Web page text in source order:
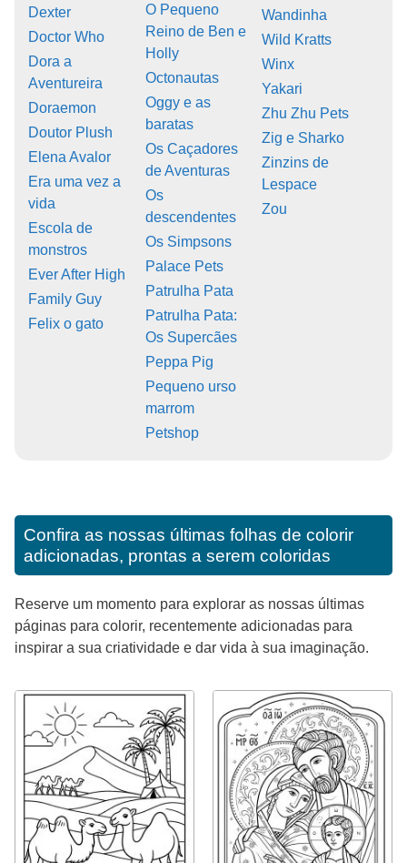
Dexter
Doctor Who
Dora a
Aventureira
Doraemon
Doutor Plush
Elena Avalor
Era uma vez a
vida
Escola de
monstros
Ever After High
Family Guy
Felix o gato
O Pequeno
Reino de Ben e
Holly
Octonautas
Oggy e as
baratas
Os Caçadores
de Aventuras
Os
descendentes
Os Simpsons
Palace Pets
Patrulha Pata
Patrulha Pata:
Os Supercães
Peppa Pig
Pequeno urso
marrom
Petshop
Wandinha
Wild Kratts
Winx
Yakari
Zhu Zhu Pets
Zig e Sharko
Zinzins de
Lespace
Zou
Confira as nossas últimas folhas de colorir
adicionadas, prontas a serem coloridas
Reserve um momento para explorar as nossas últimas
páginas para colorir, recentemente adicionadas para
inspirar a sua criatividade e dar vida à sua imaginação.